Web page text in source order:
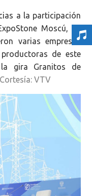
a la participación
Moscú, en
varias empresas
de este
gira Granitos de
Cortesía: VTV